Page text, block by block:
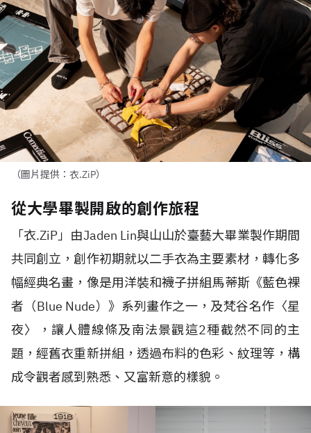
（圖片提供：衣.ZiP）
從大學畢製開啟的創作旅程
「衣.ZiP」由Jaden Lin與山山於臺藝大畢業製作期間
共同創立，創作初期就以二手衣為主要素材，轉化多
幅經典名畫，像是用洋裝和襪子拼組馬蒂斯《藍色裸
者（Blue Nude）》系列畫作之一，及梵谷名作〈星
夜〉，讓人體線條及南法景觀這2種截然不同的主
題，經舊衣重新拼組，透過布料的色彩、紋理等，構
成令觀者感到熟悉、又富新意的樣貌。